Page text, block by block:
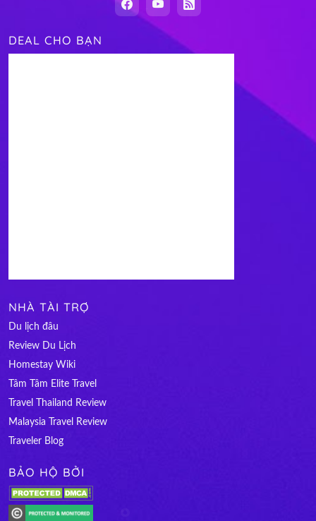
DEAL CHO BẠN
NHÀ TÀI TRỢ
Du lịch đâu
Review Du Lịch
Homestay Wiki
Tâm Tâm Elite Travel
Travel Thailand Review
Malaysia Travel Review
Traveler Blog
BẢO HỘ BỞI